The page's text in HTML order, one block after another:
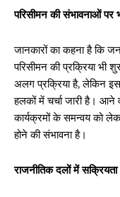
परिसीमन की संभावनाओं पर
जानकारों का कहना है कि
परिसीमन की प्रक्रिया भी
अलग प्रक्रिया है, लेकिन
हलकों में चर्चा जारी है।
कार्यक्रमों के समन्वय को
होने की संभावना है।
राजनीतिक दलों में सक्रियता